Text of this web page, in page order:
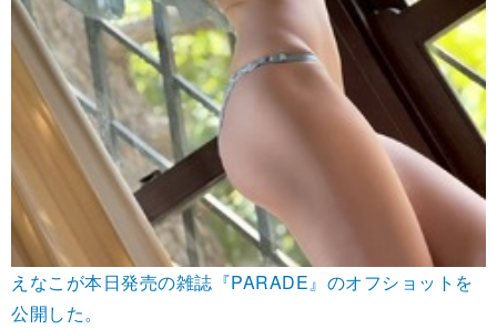
えなこが本日発売の雑誌『PARADE』のオフショットを
公開した。